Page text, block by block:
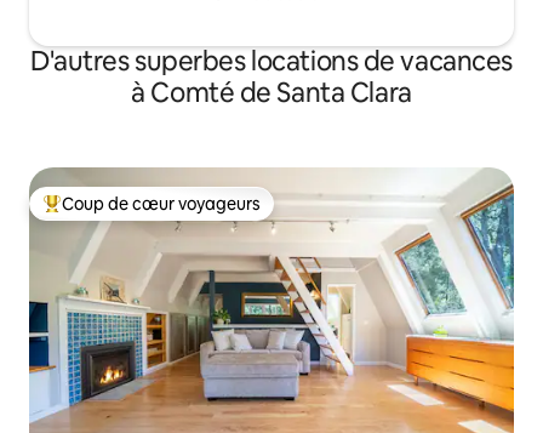
D'autres superbes locations de vacances
à Comté de Santa Clara
Coup de cœur voyageurs parmi les plus aimés
Coup de cœur voyageurs